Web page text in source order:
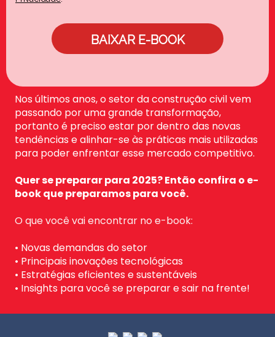
Nos últimos anos, o setor da construção civil vem
passando por uma grande transformação,
portanto é preciso estar por dentro das novas
tendências e alinhar-se às práticas mais utilizadas
para poder enfrentar esse mercado competitivo.
Quer se preparar para 2025? Então confira o e-
book que preparamos para você.
O que você vai encontrar no e-book:
• Novas demandas do setor
• Principais inovações tecnológicas
• Estratégias eficientes e sustentáveis
• Insights para você se preparar e sair na frente!
BAIXAR E-BOOK